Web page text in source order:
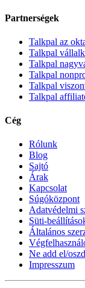
Partnerségek
Talkpal az
Talkpal
Talkpal
Talkpal
Talkpal
Talkpal
Cég
Rólunk
Blog
Sajtó
Árak
Kapcsolat
Súgóközpont
Adatvédelmi
Süti-
Általános
Ne add el/
Impresszum